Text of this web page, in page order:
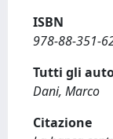
ISBN
978-88-351-
Tutti gli
Dani, Marco
Citazione